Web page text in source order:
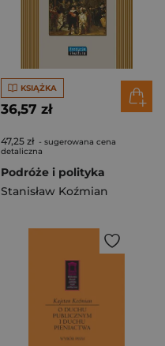
KSIĄŻKA
36,57 zł
47,25 zł - sugerowana cena
detaliczna
Podróże i polityka
Stanisław Koźmian